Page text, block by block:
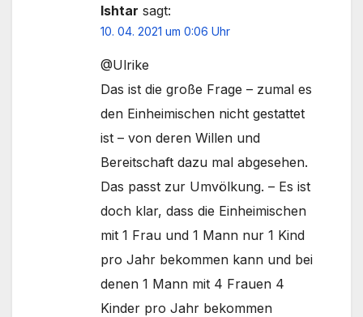
Ishtar sagt:
10. 04. 2021 um 0:06 Uhr
@Ulrike
Das ist die große Frage – zumal es
den Einheimischen nicht gestattet
ist – von deren Willen und
Bereitschaft dazu mal abgesehen.
Das passt zur Umvölkung. – Es ist
doch klar, dass die Einheimischen
mit 1 Frau und 1 Mann nur 1 Kind
pro Jahr bekommen kann und bei
denen 1 Mann mit 4 Frauen 4
Kinder pro Jahr bekommen